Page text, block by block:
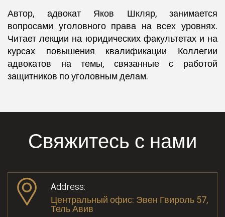
Автор, адвокат Яков Шкляр, занимается
вопросами уголовного права на всех уровнях.
Читает лекции на юридических факультетах и на
курсах повышения квалификации Коллегии
адвокатов на темы, связанные с работой
защитников по уголовным делам.
Свяжитесь с нами
Address:
Центральный офис: Эвен Гвироль 57,
Тель Авив